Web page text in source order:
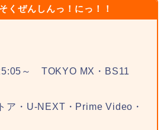
くぜんしんっ！にっ！！
～ TOKYO MX・BS11
ア・U-NEXT・Prime Video・